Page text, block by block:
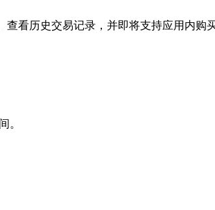
查看历史交易记录，并即将支持应用内购
。